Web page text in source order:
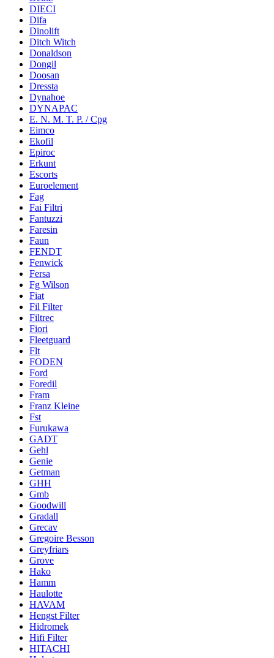
DIECI
Difa
Dinolift
Ditch Witch
Donaldson
Dongil
Doosan
Dressta
Dynahoe
DYNAPAC
E. N. M. T. P. / Cpg
Eimco
Ekofil
Epiroc
Erkunt
Escorts
Euroelement
Fag
Fai Filtri
Fantuzzi
Faresin
Faun
FENDT
Fenwick
Fersa
Fg Wilson
Fiat
Fil Filter
Filtrec
Fiori
Fleetguard
Flt
FODEN
Ford
Foredil
Fram
Franz Kleine
Fst
Furukawa
GADT
Gehl
Genie
Getman
GHH
Gmb
Goodwill
Gradall
Grecav
Gregoire Besson
Greyfriars
Grove
Hako
Hamm
Haulotte
HAVAM
Hengst Filter
Hidromek
Hifi Filter
HITACHI